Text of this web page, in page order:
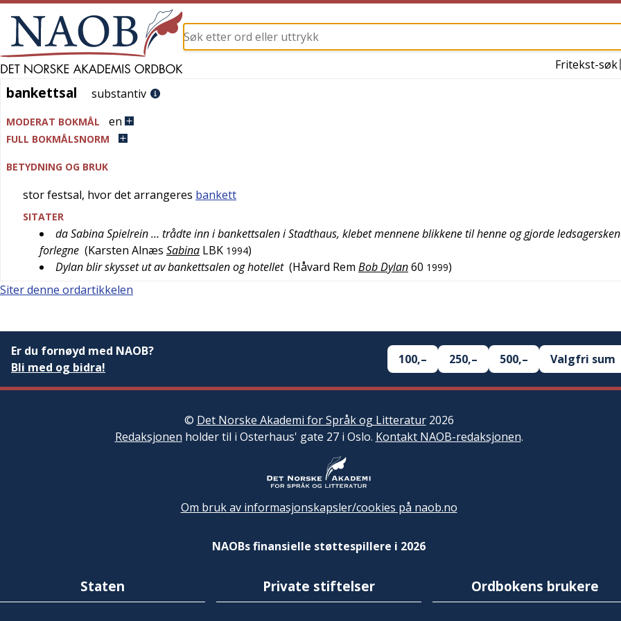
Fritekst-søk
bankettsal
bankettsal substantiv
MODERAT BOKMÅL en
FULL BOKMÅLSNORM
BETYDNING OG BRUK
stor festsal, hvor det arrangeres bankett
SITATER
da Sabina Spielrein … trådte inn i bankettsalen i Stadthaus, klebet mennene blikkene til henne og gjorde
forlegne (Karsten Alnæs Sabina LBK 1994)
Dylan blir skysset ut av bankettsalen og hotellet (Håvard Rem Bob Dylan60 1999)
Siter denne ordartikkelen
Er du fornøyd med NAOB?
Bli med og bidra!
100,– 250,– 500,– Valgfri sum
© Det Norske Akademi for Språk og Litteratur2026
Redaksjonen holder til i Osterhaus' gate 27 i Oslo. Kontakt NAOB-redaksjonen.
Om bruk av informasjonskapsler/cookies på naob.no
NAOBs finansielle støttespillere i 2026
Staten Private stiftelser Ordbokens brukere